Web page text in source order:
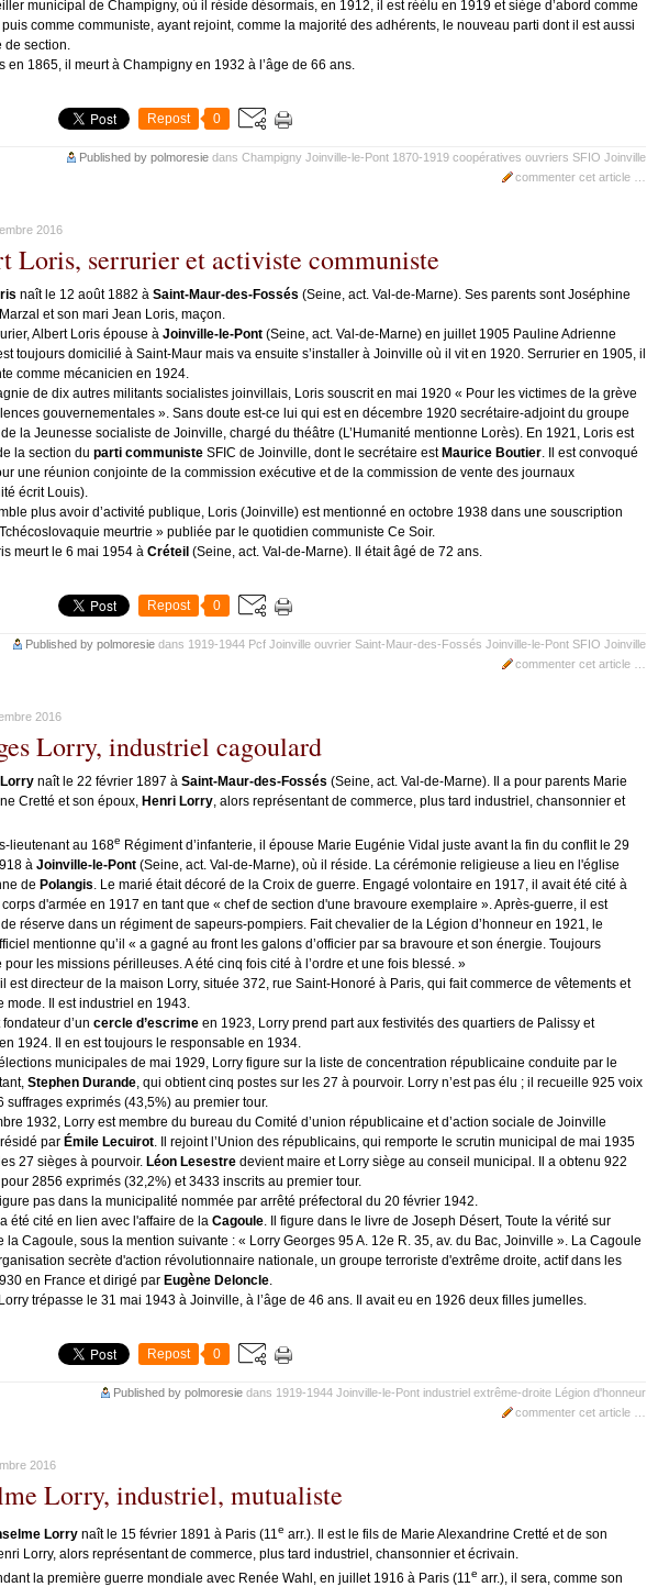
municipal de Champigny, où il réside désormais, en 1912, il est réélu en 1919 et siège d’abord comme
comme communiste, ayant rejoint, comme la majorité des adhérents, le nouveau parti dont il est aussi
de section.
en 1865, il meurt à Champigny en 1932 à l’âge de 66 ans.
Repost 0
Published by polmoresie dans Champigny Joinville-le-Pont 1870-1919 coopératives ouvriers SFIO Joinville
commenter cet article
2016
Loris, serrurier et activiste communiste
naît le 12 août 1882 à Saint-Maur-des-Fossés (Seine, act. Val-de-Marne). Ses parents sont Joséphine
et son mari Jean Loris, maçon.
Albert Loris épouse à Joinville-le-Pont (Seine, act. Val-de-Marne) en juillet 1905 Pauline Adrienne
toujours domicilié à Saint-Maur mais va ensuite s’installer à Joinville où il vit en 1920. Serrurier en 1905, il
comme mécanicien en 1924.
de dix autres militants socialistes joinvillais, Loris souscrit en mai 1920 « Pour les victimes de la grève
gouvernementales ». Sans doute est-ce lui qui est en décembre 1920 secrétaire-adjoint du groupe
la Jeunesse socialiste de Joinville, chargé du théâtre (L’Humanité mentionne Lorès). En 1921, Loris est
la section du parti communiste SFIC de Joinville, dont le secrétaire est Maurice Boutier. Il est convoqué
une réunion conjointe de la commission exécutive et de la commission de vente des journaux
écrit Louis).
plus avoir d’activité publique, Loris (Joinville) est mentionné en octobre 1938 dans une souscription
meurtrie » publiée par le quotidien communiste Ce Soir.
meurt le 6 mai 1954 à Créteil (Seine, act. Val-de-Marne). Il était âgé de 72 ans.
Repost 0
Published by polmoresie dans 1919-1944 Pcf Joinville ouvrier Saint-Maur-des-Fossés Joinville-le-Pont SFIO Joinville
commenter cet article
2016
Lorry, industriel cagoulard
naît le 22 février 1897 à Saint-Maur-des-Fossés (Seine, act. Val-de-Marne). Il a pour parents Marie
Cretté et son époux, Henri Lorry, alors représentant de commerce, plus tard industriel, chansonnier et
lieutenant au 168e Régiment d’infanterie, il épouse Marie Eugénie Vidal juste avant la fin du conflit le 29
à Joinville-le-Pont (Seine, act. Val-de-Marne), où il réside. La cérémonie religieuse a lieu en l'église
de Polangis. Le marié était décoré de la Croix de guerre. Engagé volontaire en 1917, il avait été cité à
corps d'armée en 1917 en tant que « chef de section d'une bravoure exemplaire ». Après-guerre, il est
réserve dans un régiment de sapeurs-pompiers. Fait chevalier de la Légion d’honneur en 1921, le
mentionne qu’il « a gagné au front les galons d’officier par sa bravoure et son énergie. Toujours
pour les missions périlleuses. A été cinq fois cité à l’ordre et une fois blessé. »
est directeur de la maison Lorry, située 372, rue Saint-Honoré à Paris, qui fait commerce de vêtements et
mode. Il est industriel en 1943.
d’un cercle d’escrime en 1923, Lorry prend part aux festivités des quartiers de Palissy et
1924. Il en est toujours le responsable en 1934.
municipales de mai 1929, Lorry figure sur la liste de concentration républicaine conduite par le
Stephen Durande, qui obtient cinq postes sur les 27 à pourvoir. Lorry n’est pas élu ; il recueille 925 voix
suffrages exprimés (43,5%) au premier tour.
1932, Lorry est membre du bureau du Comité d’union républicaine et d’action sociale de Joinville
par Émile Lecuirot. Il rejoint l’Union des républicains, qui remporte le scrutin municipal de mai 1935
27 sièges à pourvoir. Léon Lesestre devient maire et Lorry siège au conseil municipal. Il a obtenu 922
2856 exprimés (32,2%) et 3433 inscrits au premier tour.
pas dans la municipalité nommée par arrêté préfectoral du 20 février 1942.
été cité en lien avec l'affaire de la Cagoule. Il figure dans le livre de Joseph Désert, Toute la vérité sur
la Cagoule, sous la mention suivante : « Lorry Georges 95 A. 12e R. 35, av. du Bac, Joinville ». La Cagoule
secrète d'action révolutionnaire nationale, un groupe terroriste d'extrême droite, actif dans les
en France et dirigé par Eugène Deloncle.
trépasse le 31 mai 1943 à Joinville, à l’âge de 46 ans. Il avait eu en 1926 deux filles jumelles.
Repost 0
Published by polmoresie dans 1919-1944 Joinville-le-Pont industriel extrême-droite Légion d'honneur
commenter cet article
2016
Lorry, industriel, mutualiste
Lorry naît le 15 février 1891 à Paris (11e arr.). Il est le fils de Marie Alexandrine Cretté et de son
Lorry, alors représentant de commerce, plus tard industriel, chansonnier et écrivain.
la première guerre mondiale avec Renée Wahl, en juillet 1916 à Paris (11e arr.), il sera, comme son